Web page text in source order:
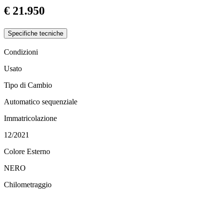
€ 21.950
Specifiche tecniche
Condizioni
Usato
Tipo di Cambio
Automatico sequenziale
Immatricolazione
12/2021
Colore Esterno
NERO
Chilometraggio